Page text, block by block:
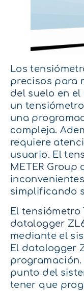
Los
precisos para
del suelo en
un
una
compleja.
requiere
usuario. El
METER Group
simplificando
Eltensiómetro
datalogger
mediante el
El datalogger
punto del
tener que